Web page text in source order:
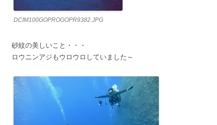
DCIM100GOPROGOPR9382.JPG
砂紋の美しいこと・・・
ロウニンアジもウロウロしていました～